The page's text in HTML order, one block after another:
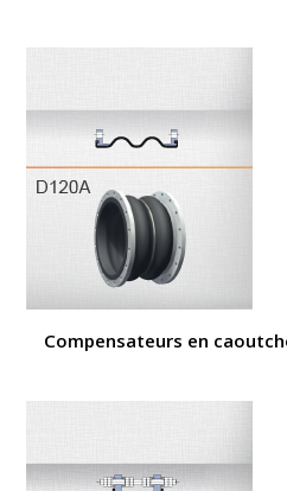
Compensateurs en